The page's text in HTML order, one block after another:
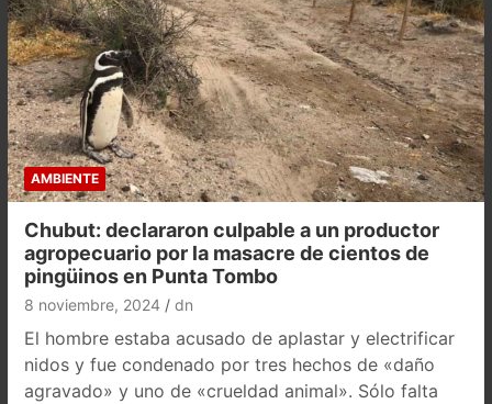
AMBIENTE
Chubut: declararon culpable a un productor
agropecuario por la masacre de cientos de
pingüinos en Punta Tombo
8 noviembre, 2024 dn
El hombre estaba acusado de aplastar y electrificar
nidos y fue condenado por tres hechos de «daño
agravado» y uno de «crueldad animal». Sólo falta